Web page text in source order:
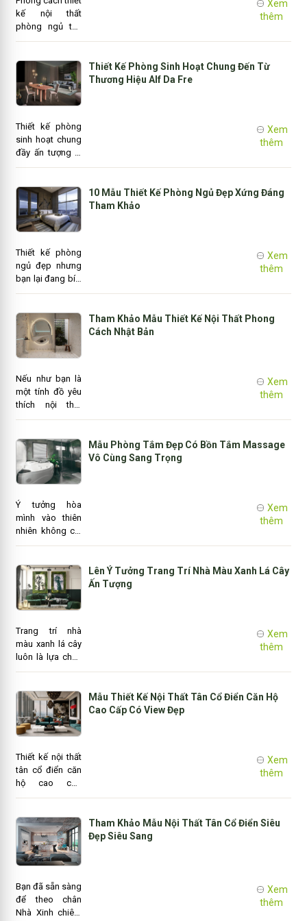
về mẫu phòng
ngủ cho các bé
con.
kế nội thất
phòng ngủ thể
hiện gu thẩm mỹ
riêng và nhu cầu
sử dụng của
từng người. Nó
còn là kim chỉ
nên không gian
sống, nghỉ
ngơi,thư giãn
tuyệt vời cho
Xem
thêm
Thiết Kế Phòng Sinh Hoạt Chung Đến Từ
Thương Hiệu Alf Da Fre
Thiết kế phòng
sinh hoạt chung
đầy ấn tượng là
đang là sự quan
của bạn? Nếu
bạn là một fan
hâm mộ của
thiết kế nội thất
thì bạn chắc
chắn đã từng
nghe đến
thương hiệu Alf
tưởng đó, chúng
tôi quyết định s..
Xem
thêm
10 Mẫu Thiết Kế Phòng Ngủ Đẹp Xứng Đáng
Tham Khảo
Thiết kế phòng
ngủ đẹp nhưng
bạn lại đang bí ý
tưởng? Bạn
theo dõi sách
báo, tạp chí về
nội thất nhưng
vẫn chưa tìm ra
kế phòng khách
ưng ý?
Xem
thêm
Tham Khảo Mẫu Thiết Kế Nội Thất Phong
Cách Nhật Bản
Nếu như bạn là
một tính đồ yêu
thích nội thất
Nhật Bản thì
mẫu thiết kế nội
thất phong cách
Nhật Bản vô
cùng thanh bình
Lấy cảm hứng từ
phong cách
Nhật bản thổi
thêm làn gió mới
hiện đại thông
qua việc sử ..
Xem
thêm
Mẫu Phòng Tắm Đẹp Có Bồn Tắm Massage
Vô Cùng Sang Trọng
Ý tưởng hòa
mình vào thiên
nhiên không chỉ
áp dụng với
mà hiện nay ý
tưởng đó đang
dần hóa đẹp lên
cho phòng tắm.
thiệu có bạn đọc
mẫu phòng tắm
đẹp có bồn tắm
vô cùng sang
Xem
thêm
Lên Ý Tưởng Trang Trí Nhà Màu Xanh Lá Cây
Ấn Tượng
Trang trí nhà
màu xanh lá cây
luôn là lựa chọn
hàng đầu cho
sự thư giãn như
phòng ngủ,
phòng khách và
phòng tắm. Nếu
rộn với công
việc, chắc hẳn
bạn sẽ rất trân
trọng những
ngơi hiếm có
bên người thân..
Xem
thêm
Mẫu Thiết Kế Nội Thất Tân Cổ Điển Căn Hộ
Cao Cấp Có View Đẹp
Thiết kế nội thất
tân cổ điển căn
hộ cao cấp
đang được quan
trong những
năm gần đây và
luôn chiếm trọn
trái tim của
tư có gu thẩm
mỹ thời thượng
bởi nét đẹp “rất
Xem
thêm
Tham Khảo Mẫu Nội Thất Tân Cổ Điển Siêu
Đẹp Siêu Sang
Bạn đã sẵn sàng
để theo chân
Nhà Xinh chiêm
Xem
thêm